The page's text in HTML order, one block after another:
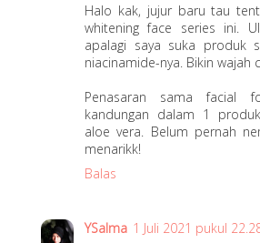
Halo kak, jujur baru tau
whitening face series ini.
apalagi saya suka produk
niacinamide-nya. Bikin wajah
Penasaran sama facial
kandungan dalam 1
aloe vera. Belum pernah
menarikk!
Balas
YSalma 1 Juli 2021 pukul